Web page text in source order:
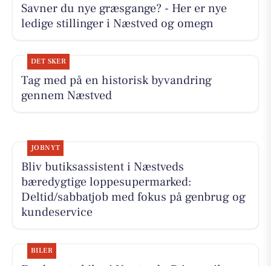
Savner du nye græsgange? - Her er nye
ledige stillinger i Næstved og omegn
DET SKER
Tag med på en historisk byvandring
gennem Næstved
JOBNYT
Bliv butiksassistent i Næstveds
bæredygtige loppesupermarked:
Deltid/sabbatjob med fokus på genbrug og
kundeservice
BILER